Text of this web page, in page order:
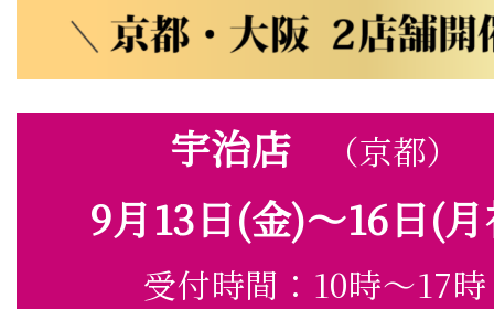
宇治店 （京都）
9月13日(金)～16日(
受付時間：10時～17時